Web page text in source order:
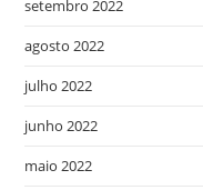
setembro 2022
agosto 2022
julho 2022
junho 2022
maio 2022